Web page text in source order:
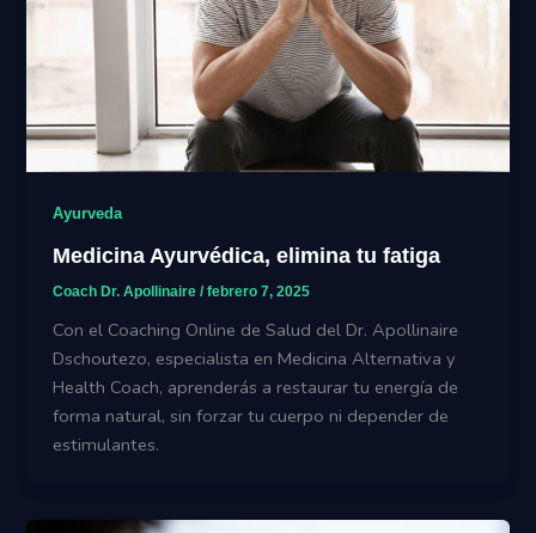
Ayurveda
Medicina Ayurvédica, elimina tu fatiga
Coach Dr. Apollinaire/febrero 7, 2025
Con el Coaching Online de Salud del Dr. Apollinaire
Dschoutezo, especialista en Medicina Alternativa y
Health Coach, aprenderás a restaurar tu energía de
forma natural, sin forzar tu cuerpo ni depender de
estimulantes.